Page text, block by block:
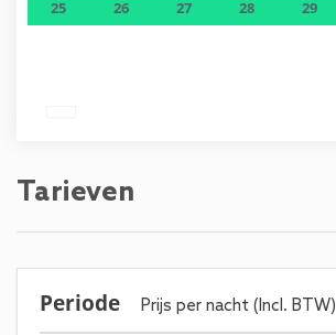
25
26 27 28 29
Tarieven
Periode Prijs per nacht (Incl. BTW)